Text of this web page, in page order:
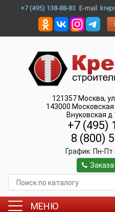
+7 (495) 138-88-83 E-mail:
121357 Москва,
143000
Внуковская
+7 (495)
8 (800)
График: Пн-Пт
МЕНЮ